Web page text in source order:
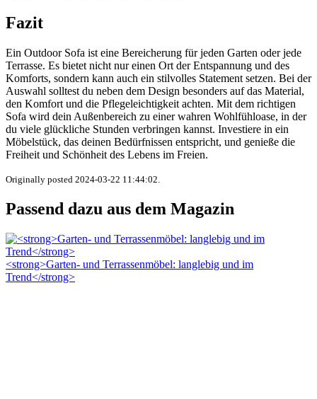
Fazit
Ein Outdoor Sofa ist eine Bereicherung für jeden Garten oder jede
Terrasse. Es bietet nicht nur einen Ort der Entspannung und des
Komforts, sondern kann auch ein stilvolles Statement setzen. Bei der
Auswahl solltest du neben dem Design besonders auf das Material,
den Komfort und die Pflegeleichtigkeit achten. Mit dem richtigen
Sofa wird dein Außenbereich zu einer wahren Wohlfühloase, in der
du viele glückliche Stunden verbringen kannst. Investiere in ein
Möbelstück, das deinen Bedürfnissen entspricht, und genieße die
Freiheit und Schönheit des Lebens im Freien.
Originally posted 2024-03-22 11:44:02.
Passend dazu aus dem Magazin
<strong>Garten- und Terrassenmöbel: langlebig und im
Trend</strong>